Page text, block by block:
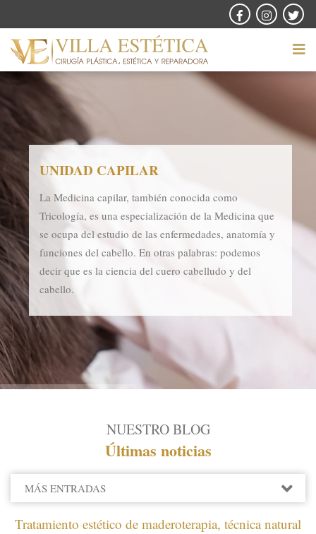
UNIDAD CAPILAR
La Medicina capilar, también conocida como
Tricología, es una especialización de la Medicina que
se ocupa del estudio de las enfermedades, anatomía y
funciones del cabello. En otras palabras: podemos
decir que es la ciencia del cuero cabelludo y del
cabello.
NUESTRO BLOG
Últimas noticias
MÁS ENTRADAS
2022
2021
Tratamiento estético de maderoterapia, técnica natural